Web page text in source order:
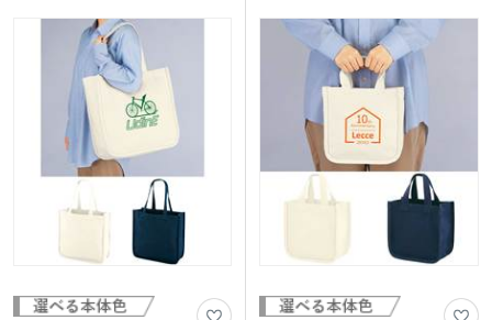
バッグの制作におすすめです。印刷面が
広く1色・フルカラー印刷に対応してい
ます。PR効果抜群です。
が期待できます。両ポケットに印刷もで
きるので、遊び心のあるデザインも可能